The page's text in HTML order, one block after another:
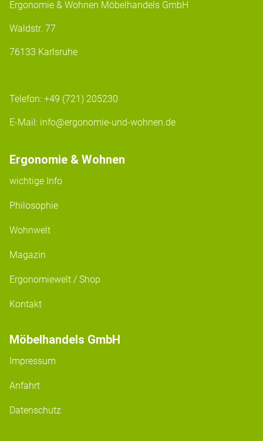
Ergonomie & Wohnen Möbelhandels GmbH
Waldstr. 77
76133 Karlsruhe
Telefon: +49 (721) 205230
E-Mail: info@ergonomie-und-wohnen.de
Ergonomie & Wohnen
wichtige Info
Philosophie
Wohnwelt
Magazin
Ergonomiewelt / Shop
Kontakt
Möbelhandels GmbH
Impressum
Anfahrt
Datenschutz